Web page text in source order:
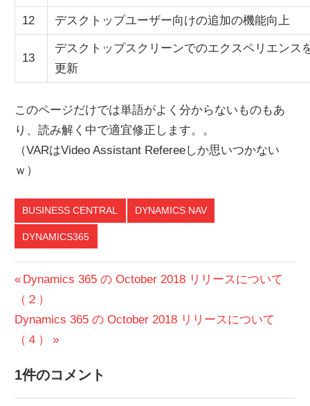
12 デスクトップユーザー向けの追加の機能向上
13
デスクトップスクリーンでのエクスペリエンス
更新
このページだけでは単語がよく分からないものもあ
り、読み解く中で適宜修正します。。
（VARはVideo Assistant Refereeしか思いつかない
ｗ）
BUSINESS CENTRAL DYNAMICS NAV
DYNAMICS365
投
稿
ナ
ビ
前
の
投
稿:
Dynamics 365 の October 2018 リリースについて
（２）
次
の
稿:
Dynamics 365 の October 2018 リリースについて
（４）
1件のコメント